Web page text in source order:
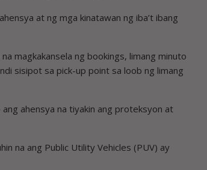
at ng mga kinatawan ng iba’t ibang
magkakansela ng bookings, limang minuto
sisipot sa pick-up point sa loob ng limang
ahensya na tiyakin ang proteksyon at
na ang Public Utility Vehicles (PUV) ay